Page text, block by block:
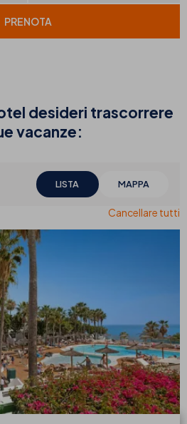
PRENOTA
desideri trascorrere
vacanze:
LISTA MAPPA